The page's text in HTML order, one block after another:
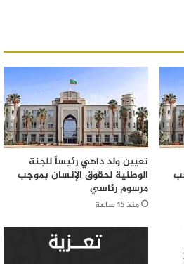
تعيين ولد داهي رئيساً للجنة
الوطنية لحقوق الإنسان بموجب
مرسوم رئاسي
منذ 15 ساعة